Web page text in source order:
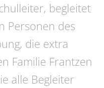
begleitet
Personen des
die extra
Familie Frantzen
alle Begleiter